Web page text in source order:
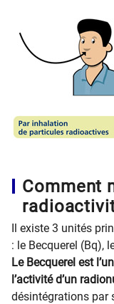
Comment
Il existe 3 unités
: le Becquerel (Bq),
Le Becquerel est
l’activité d’un
désintégrations par